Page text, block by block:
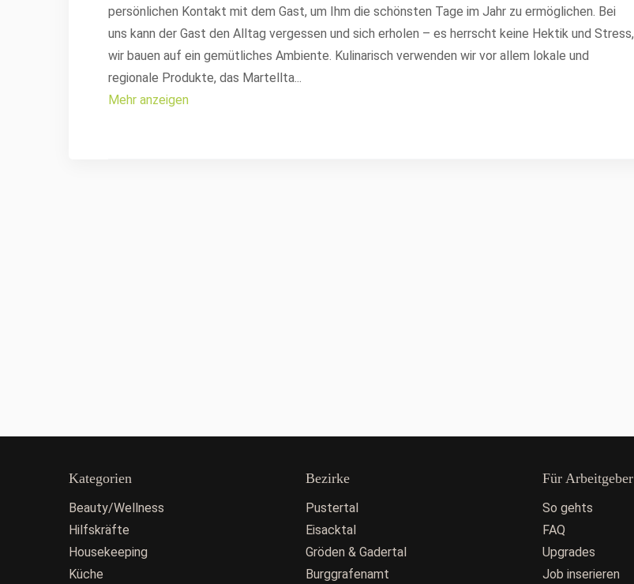
persönlichen Kontakt mit dem Gast, um Ihm die schönsten Tage im Jahr zu ermöglichen. Bei
uns kann der Gast den Alltag vergessen und sich erholen – es herrscht keine Hektik und Stress,
wir bauen auf ein gemütliches Ambiente. Kulinarisch verwenden wir vor allem lokale und
regionale Produkte, das Martellta...
Mehr anzeigen
Kategorien
Beauty/Wellness
Hilfskräfte
Housekeeping
Küche
Bezirke
Pustertal
Eisacktal
Gröden & Gadertal
Burggrafenamt
Für Arbeitgeber
So gehts
FAQ
Upgrades
Job inserieren